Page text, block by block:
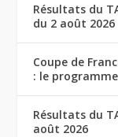
Résultats du
du 2 août 2026
Coupe de
: le programme
Résultats du
août 2026